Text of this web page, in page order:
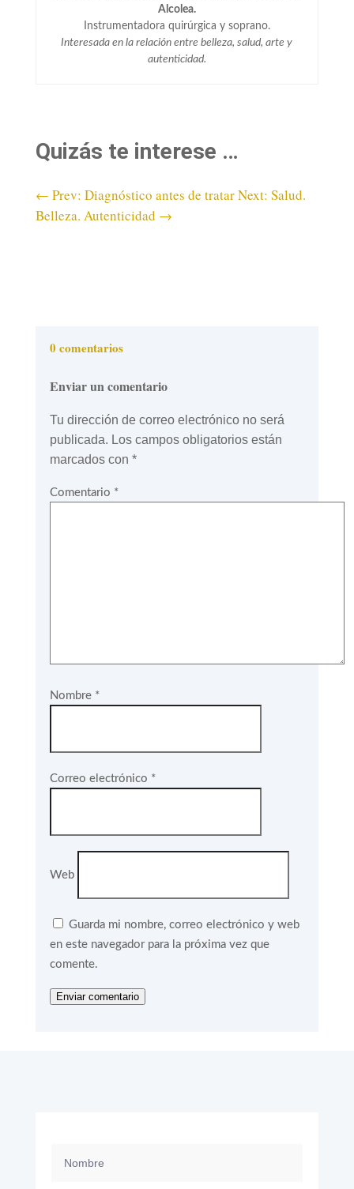
Alcolea.
Instrumentadora quirúrgica y soprano.
Interesada en la relación entre belleza, salud, arte y
autenticidad.
Quizás te interese …
← Prev: Diagnóstico antes de tratarNext: Salud.
Belleza. Autenticidad →
0 comentarios
Enviar un comentario
Tu dirección de correo electrónico no será
publicada. Los campos obligatorios están
marcados con *
Comentario *
Nombre *
Correo electrónico *
Web
Guarda mi nombre, correo electrónico y web
en este navegador para la próxima vez que
comente.
Enviar comentario